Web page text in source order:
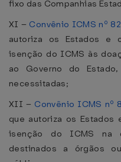
fixo das Companhias
XI – Convênio ICMS nº
autoriza os Estados e
isenção do ICMS às
ao Governo do
necessitadas;
XII – Convênio ICMS nº
que autoriza os Estados
isenção do ICMS na
destinados a órgãos